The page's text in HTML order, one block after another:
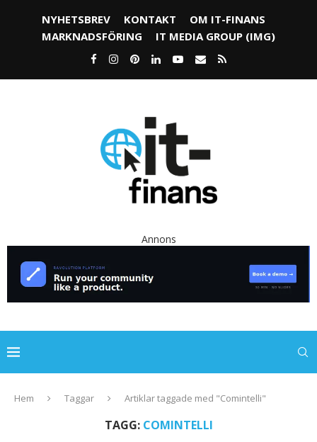
NYHETSBREV KONTAKT
OM IT-FINANS
MARKNADSFÖRING
IT MEDIA GROUP (IMG)
Annons
Hem Taggar Artiklar taggade med "Comintelli"
TAGG: COMINTELLI